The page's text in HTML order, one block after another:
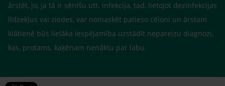
ārstēt, jo, ja tā ir sēnīšu utt. infekcija, tad, lietojot dezinfekcijas
līdzekļus vai ziedes, var nomaskēt patieso cēloni un ārstam
klātienē būs lielāka iespējamība uzstādīt nepareizu diagnozi,
kas, protams, kaķēnam nenāktu par labu.